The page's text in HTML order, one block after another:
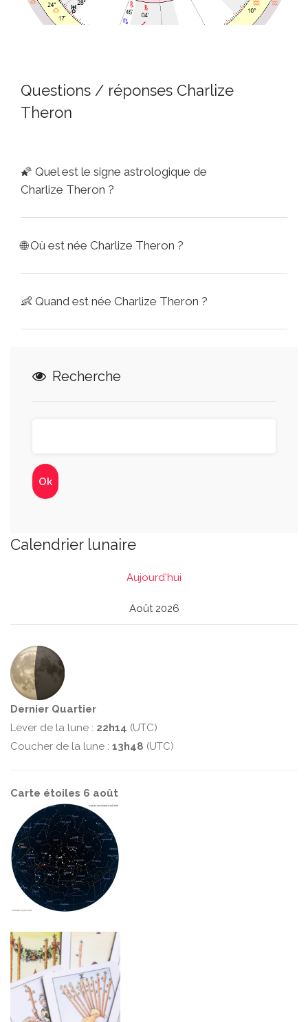
Questions / réponses Charlize
Theron
🌠 Quel est le signe astrologique de
Charlize Theron ?
🌐Où est née Charlize Theron ?
👶 Quand est née Charlize Theron ?
Recherche
Calendrier lunaire
Aujourd'hui
Août 2026
Dernier Quartier
Lever de la lune : 22h14 (UTC)
Coucher de la lune : 13h48 (UTC)
Carte étoiles 6 août